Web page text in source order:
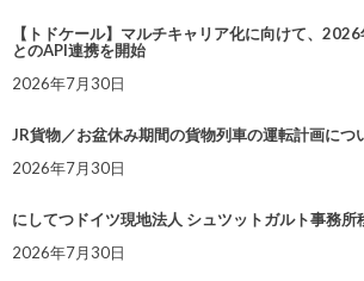
【トドケール】マルチキャリア化に向けて、
とのAPI連携を開始
2026年7月30日
JR貨物／お盆休み期間の貨物列車の運転計画につ
2026年7月30日
にしてつドイツ現地法人 シュツットガルト事務所
2026年7月30日